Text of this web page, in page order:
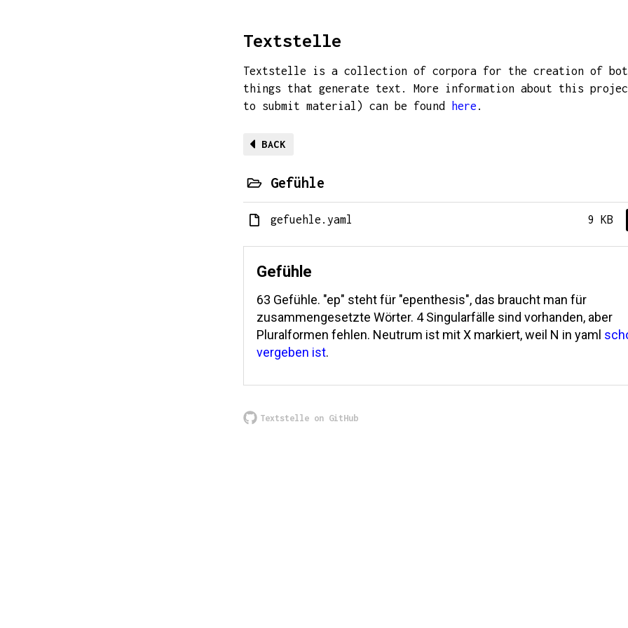
Textstelle
Textstelle is a collection of corpora for the creation of
things that generate text. More information about this
to submit material) can be found
here .
BACK
Gefühle
gefuehle.yaml 9 KB
Gefühle
63 Gefühle. "ep" steht für "epenthesis", das braucht man für
zusammengesetzte Wörter. 4 Singularfälle sind vorhanden, aber
Pluralformen fehlen. Neutrum ist mit X markiert, weil N in yaml
vergeben ist.
Textstelle on GitHub